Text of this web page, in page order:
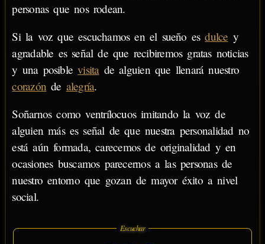
personas que nos rodean.
Si la voz que escuchamos en el sueño esdulce y
agradable es señal de que recibiremos gratas noticias
y una posiblevisitade alguien que llenará nuestro
corazón de alegría.
Soñarnos como ventrílocuos imitando la voz de
alguien más es señal de que nuestra personalidad no
está aún formada, carecemos de originalidad y en
ocasiones buscamos parecernos a las personas de
nuestro entorno que gozan de mayor éxito a nivel
social.
Escuchar